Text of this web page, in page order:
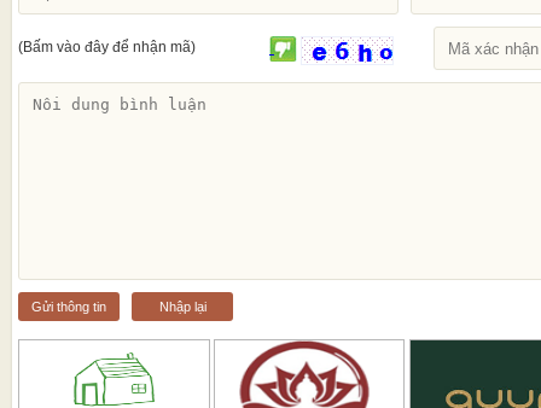
(Bấm vào đây để nhận mã)
Gửi thông tin Nhập lại